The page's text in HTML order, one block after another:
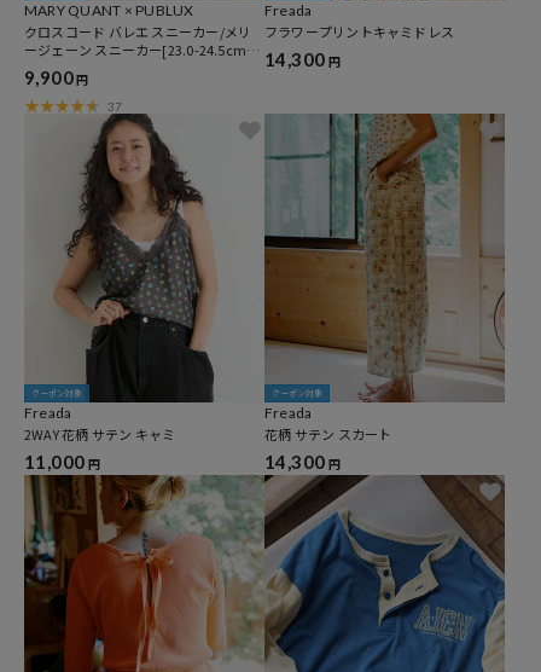
MARY QUANT × PUBLUX
クロスコード バレエ スニーカー/メリ
ージェーン スニーカー[23.0-24.5cm]
限定展開
9,900 円
37
Freada
フラワープリントキャミドレス
14,300 円
クーポン対象
Freada
2WAY 花柄 サテン キャミ
11,000 円
クーポン対象
Freada
花柄 サテン スカート
14,300 円